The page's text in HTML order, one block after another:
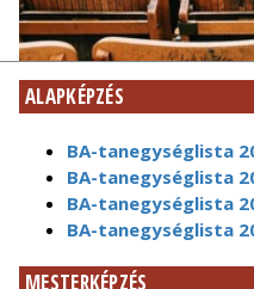
ALAPKÉPZÉS
BA-tanegységlista
BA-tanegységlista
BA-tanegységlista
BA-tanegységlista
MESTERKÉPZÉS